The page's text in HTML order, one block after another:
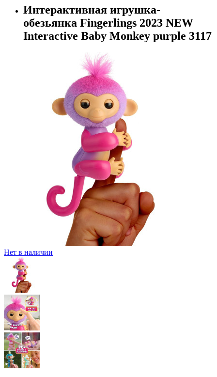
Интерактивная игрушка-
обезьянка Fingerlings 2023 NEW
Interactive Baby Monkey purple 3117
Нет в наличии